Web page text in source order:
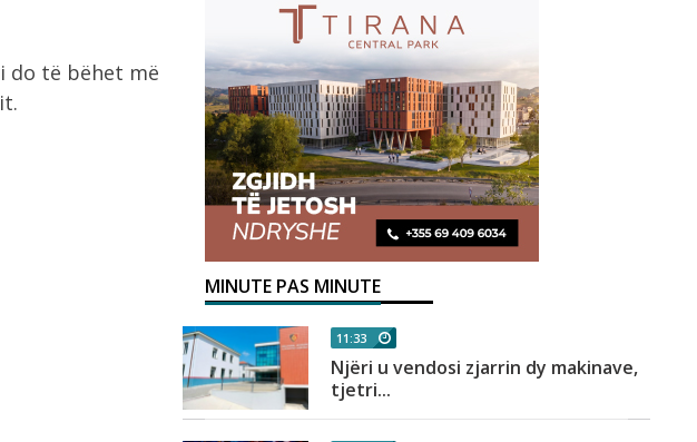
do të bëhet më
MINUTE PAS MINUTE
11:33
Njëri u vendosi zjarrin dy makinave,
tjetri...